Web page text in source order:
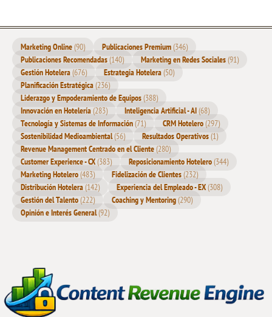
Marketing Online(90) Publicaciones Premium(346)
Publicaciones Recomendadas(140) Marketing en Redes Sociales(91)
Gestión Hotelera(676) Estrategia Hotelera(50)
Planificación Estratégica(236)
Liderazgo y Empoderamiento de Equipos(388)
Innovación en Hotelería(283) Inteligencia Artificial - AI(68)
Tecnología y Sistemas de Información(71) CRM Hotelero(297)
Sostenibilidad Medioambiental(56) Resultados Operativos(1)
Revenue Management Centrado en el Cliente(280)
Customer Experience - CX(383) Reposicionamiento Hotelero(344)
Marketing Hotelero(483) Fidelización de Clientes(232)
Distribución Hotelera(142) Experiencia del Empleado - EX(308)
Gestión del Talento(222) Coaching y Mentoring(290)
Opinión e Interés General(92)